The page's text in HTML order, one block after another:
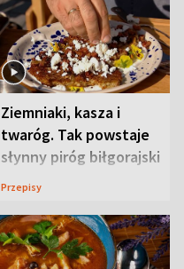
Ziemniaki, kasza i
twaróg. Tak powstaje
słynny piróg biłgorajski
Przepisy